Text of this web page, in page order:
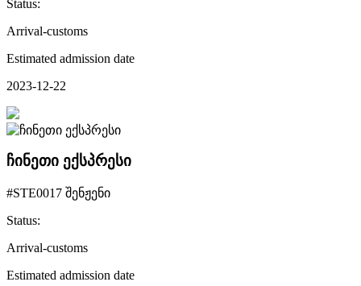
Status:
Arrival-customs
Estimated admission date
2023-12-22
ჩინეთი ექსპრესი
#STE0017 შენჟენი
Status:
Arrival-customs
Estimated admission date